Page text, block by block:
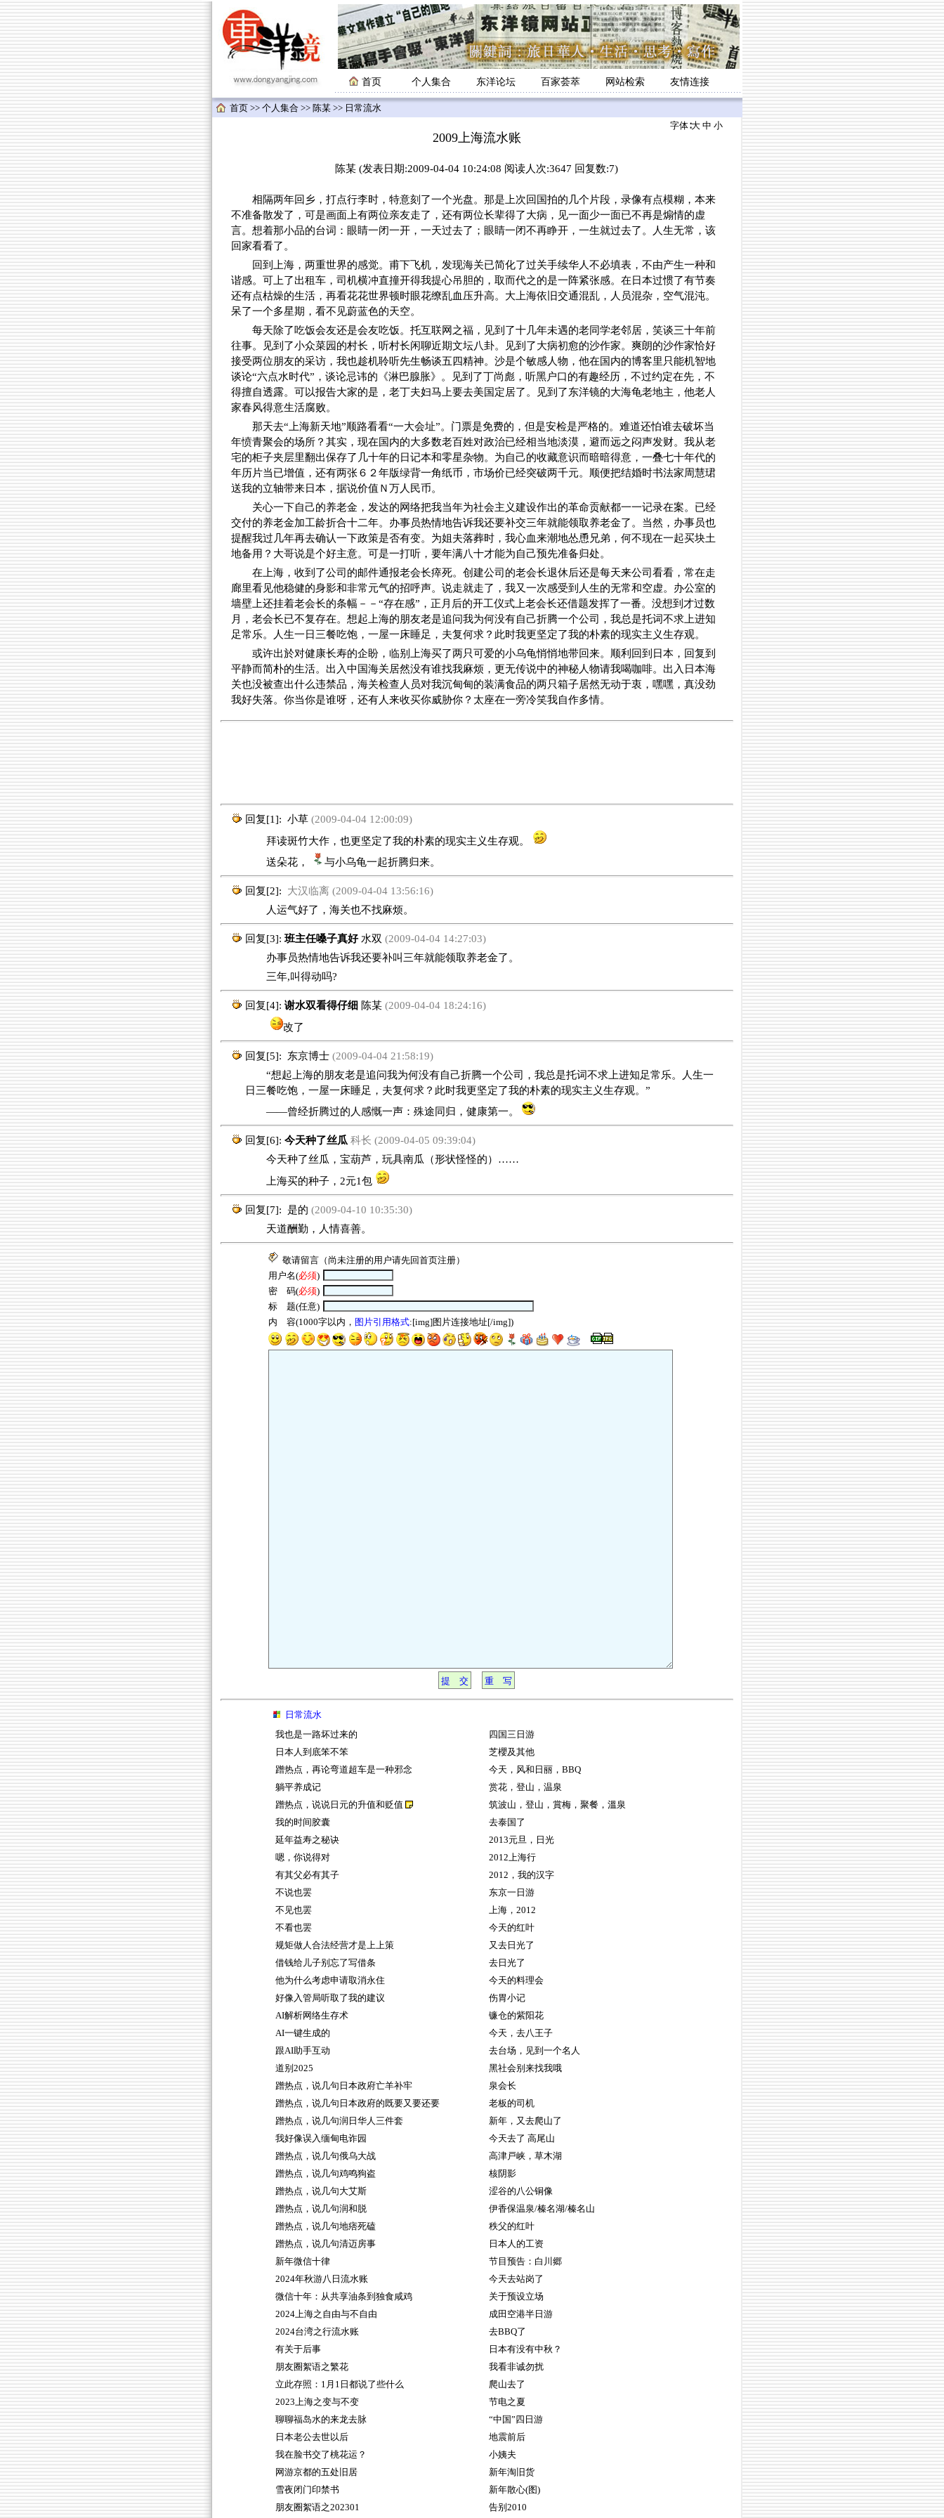
首页 个人集合 东洋论坛 百家荟萃 网站检索 友情连接
首页 >> 个人集合 >> 陈某 >> 日常流水
字体∶大 中 小
2009上海流水账
陈某 (发表日期:2009-04-04 10:24:08 阅读人次:3647 回复数:7)
相隔两年回乡，打点行李时，特意刻了一个光盘。那是上次回国拍的几个片段，录像有点模糊，本来
不准备散发了，可是画面上有两位亲友走了，还有两位长辈得了大病，见一面少一面已不再是煽情的虚
言。想着那小品的台词：眼睛一闭一开，一天过去了；眼睛一闭不再睁开，一生就过去了。人生无常，该
回家看看了。
回到上海，两重世界的感觉。甫下飞机，发现海关已简化了过关手续华人不必填表，不由产生一种和
谐感。可上了出租车，司机横冲直撞开得我提心吊胆的，取而代之的是一阵紧张感。在日本过惯了有节奏
还有点枯燥的生活，再看花花世界顿时眼花缭乱血压升高。大上海依旧交通混乱，人员混杂，空气混沌。
呆了一个多星期，看不见蔚蓝色的天空。
每天除了吃饭会友还是会友吃饭。托互联网之福，见到了十几年未遇的老同学老邻居，笑谈三十年前
往事。见到了小众菜园的村长，听村长闲聊近期文坛八卦。见到了大病初愈的沙作家。爽朗的沙作家恰好
接受两位朋友的采访，我也趁机聆听先生畅谈五四精神。沙是个敏感人物，他在国内的博客里只能机智地
谈论“六点水时代”，谈论忌讳的《淋巴腺胀》。见到了丁尚彪，听黑户口的有趣经历，不过约定在先，不
得擅自透露。可以报告大家的是，老丁夫妇马上要去美国定居了。见到了东洋镜的大海龟老地主，他老人
家春风得意生活腐败。
那天去“上海新天地”顺路看看“一大会址”。门票是免费的，但是安检是严格的。难道还怕谁去破坏当
年愤青聚会的场所？其实，现在国内的大多数老百姓对政治已经相当地淡漠，避而远之闷声发财。我从老
宅的柜子夹层里翻出保存了几十年的日记本和零星杂物。为自己的收藏意识而暗暗得意，一叠七十年代的
年历片当已增值，还有两张６２年版绿背一角纸币，市场价已经突破两千元。顺便把结婚时书法家周慧珺
送我的立轴带来日本，据说价值Ｎ万人民币。
关心一下自己的养老金，发达的网络把我当年为社会主义建设作出的革命贡献都一一记录在案。已经
交付的养老金加工龄折合十二年。办事员热情地告诉我还要补交三年就能领取养老金了。当然，办事员也
提醒我过几年再去确认一下政策是否有变。为姐夫落葬时，我心血来潮地怂恿兄弟，何不现在一起买块土
地备用？大哥说是个好主意。可是一打听，要年满八十才能为自己预先准备归处。
在上海，收到了公司的邮件通报老会长瘁死。创建公司的老会长退休后还是每天来公司看看，常在走
廊里看见他稳健的身影和非常元气的招呼声。说走就走了，我又一次感受到人生的无常和空虚。办公室的
墙壁上还挂着老会长的条幅－－“存在感”，正月后的开工仪式上老会长还借题发挥了一番。没想到才过数
月，老会长已不复存在。想起上海的朋友老是追问我为何没有自己折腾一个公司，我总是托词不求上进知
足常乐。人生一日三餐吃饱，一屋一床睡足，夫复何求？此时我更坚定了我的朴素的现实主义生存观。
或许出於对健康长寿的企盼，临别上海买了两只可爱的小乌龟悄悄地带回来。顺利回到日本，回复到
平静而简朴的生活。出入中国海关居然没有谁找我麻烦，更无传说中的神秘人物请我喝咖啡。出入日本海
关也没被查出什么违禁品，海关检查人员对我沉甸甸的装满食品的两只箱子居然无动于衷，嘿嘿，真没劲
我好失落。你当你是谁呀，还有人来收买你威胁你？太座在一旁冷笑我自作多情。
回复[1]: 小草(2009-04-04 12:00:09)
拜读斑竹大作，也更坚定了我的朴素的现实主义生存观。
送朵花，
与小乌龟一起折腾归来。
回复[2]:
大汉临离 (2009-04-04 13:56:16)
人运气好了，海关也不找麻烦。
回复[3]: 班主任嗓子真好 水双 (2009-04-04 14:27:03)
办事员热情地告诉我还要补叫三年就能领取养老金了。
三年,叫得动吗?
回复[4]: 谢水双看得仔细 陈某(2009-04-04 18:24:16)
改了
回复[5]: 东京博士(2009-04-04 21:58:19)
“想起上海的朋友老是追问我为何没有自己折腾一个公司，我总是托词不求上进知足常乐。人生一
日三餐吃饱，一屋一床睡足，夫复何求？此时我更坚定了我的朴素的现实主义生存观。”
——曾经折腾过的人感慨一声：殊途同归，健康第一。
回复[6]: 今天种了丝瓜 科长 (2009-04-05 09:39:04)
今天种了丝瓜，宝葫芦，玩具南瓜（形状怪怪的）……
上海买的种子，2元1包
回复[7]: 是的 (2009-04-10 10:35:30)
天道酬勤，人情喜善。
敬请留言（尚未注册的用户请先回首页注册）
用户名(必须)
密 码(必须)
标 题(任意)
内 容(1000字以内， 图片引用格式:[img]图片连接地址[/img])
日常流水
我也是一路坏过来的
日本人到底笨不笨
蹭热点，再论弯道超车是一种邪念
躺平养成记
蹭热点，说说日元的升值和贬值
我的时间胶囊
延年益寿之秘诀
嗯，你说得对
有其父必有其子
不说也罢
不见也罢
不看也罢
规矩做人合法经营才是上上策
借钱给儿子别忘了写借条
他为什么考虑申请取消永住
好像入管局听取了我的建议
AI解析网络生存术
AI一键生成的
跟AI助手互动
道别2025
蹭热点，说几句日本政府亡羊补牢
蹭热点，说几句日本政府的既要又要还要
蹭热点，说几句润日华人三件套
我好像误入缅甸电诈园
蹭热点，说几句俄乌大战
蹭热点，说几句鸡鸣狗盗
蹭热点，说几句大艾斯
蹭热点，说几句润和脱
蹭热点，说几句地痞死磕
蹭热点，说几句清迈房事
新年微信十律
2024年秋游八日流水账
微信十年：从共享油条到独食咸鸡
2024上海之自由与不自由
2024台湾之行流水账
有关于后事
朋友圈絮语之繁花
立此存照：1月1日都说了些什么
2023上海之变与不变
聊聊福岛水的来龙去脉
日本老公去世以后
我在脸书交了桃花运？
网游京都的五处旧居
雪夜闭门印禁书
朋友圈絮语之202301
四国三日游
芝櫻及其他
今天，风和日丽，BBQ
赏花，登山，温泉
筑波山，登山，賞梅，聚餐，溫泉
去泰国了
2013元旦，日光
2012上海行
2012，我的汉字
东京一日游
上海，2012
今天的红叶
又去日光了
去日光了
今天的料理会
伤胃小记
镰仓的紫阳花
今天，去八王子
去台场，见到一个名人
黑社会别来找我哦
泉会长
老板的司机
新年，又去爬山了
今天去了 高尾山
高津戸峡，草木湖
核阴影
涩谷的八公铜像
伊香保温泉/榛名湖/榛名山
秩父的红叶
日本人的工资
节目预告：白川郷
今天去站岗了
关于预设立场
成田空港半日游
去BBQ了
日本有没有中秋？
我看非诚勿扰
爬山去了
节电之夏
“中国”四日游
地震前后
小姨夫
新年淘旧货
新年散心(图)
告别2010